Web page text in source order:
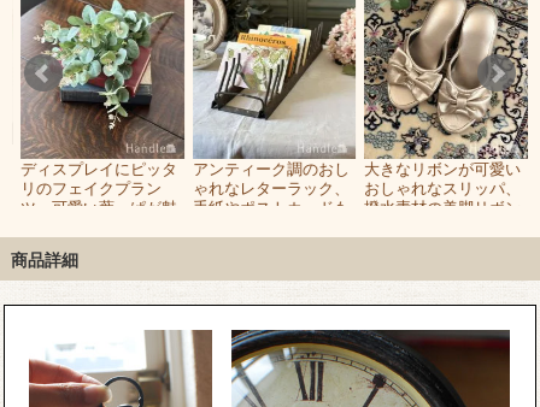
ディスプレイにピッタ
リのフェイクプラン
ツ、可愛い葉っぱが魅
アンティーク調のおし
ゃれなレターラック、
手紙やポストカードも
大きなリボンが可愛い
おしゃれなスリッパ、
撥水素材の美脚リボン
商品詳細